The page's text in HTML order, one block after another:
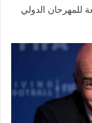
للمهرجان الدولي